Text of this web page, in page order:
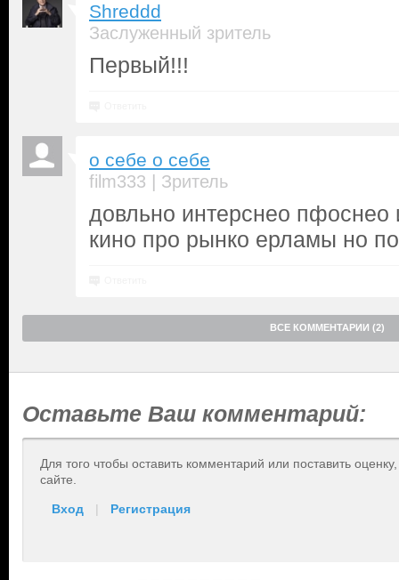
Shreddd
Заслуженный зритель
Первый!!!
о себе о себе
film333 | Зритель
довльно интерснео пфоснео
кино про рынко ерламы но
ВСЕ КОММЕНТАРИИ (2)
Оставьте Ваш комментарий:
Для того чтобы оставить комментарий или поставить
сайте.
Вход | Регистрация